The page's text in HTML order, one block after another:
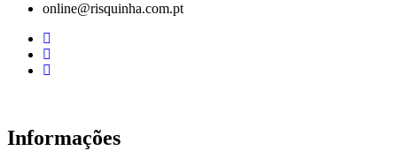
online@risquinha.com.pt
Informações